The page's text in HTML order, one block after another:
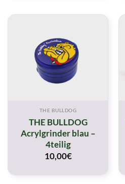
THE BULLDOG
THE BULLDOG
Acrylgrinder blau –
4teilig
10,00€